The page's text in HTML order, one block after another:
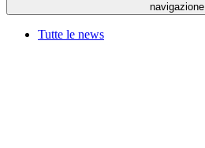
navigazione
Tutte le news